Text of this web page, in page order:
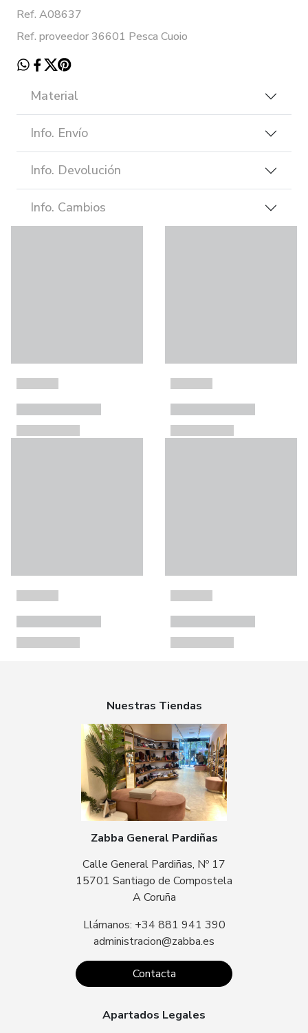
Ref. A08637
Ref. proveedor 36601 Pesca Cuoio
Material
Info. Envío
Info. Devolución
Info. Cambios
Nuestras Tiendas
Zabba General Pardiñas
Calle General Pardiñas, Nº 17
15701 Santiago de Compostela
A Coruña
Llámanos: +34 881 941 390
administracion@zabba.es
Contacta
Apartados Legales